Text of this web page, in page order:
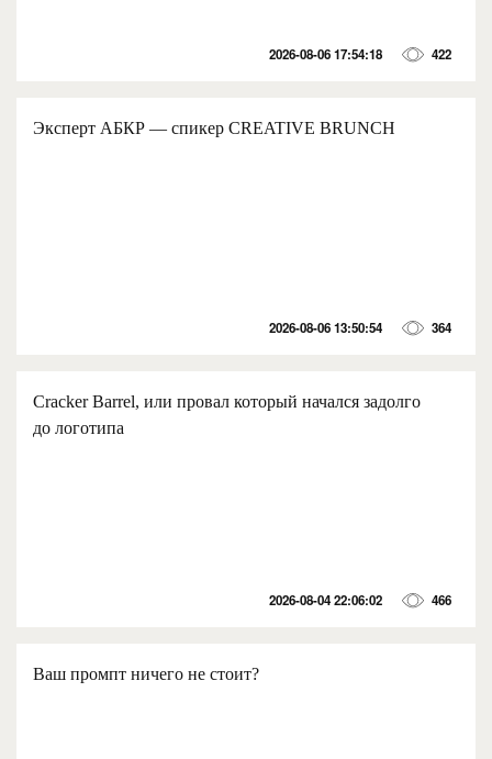
2026-08-06 17:54:18 422
Эксперт АБКР — спикер CREATIVE BRUNCH
2026-08-06 13:50:54 364
Cracker Barrel, или провал который начался задолго
до логотипа
2026-08-04 22:06:02 466
Ваш промпт ничего не стоит?